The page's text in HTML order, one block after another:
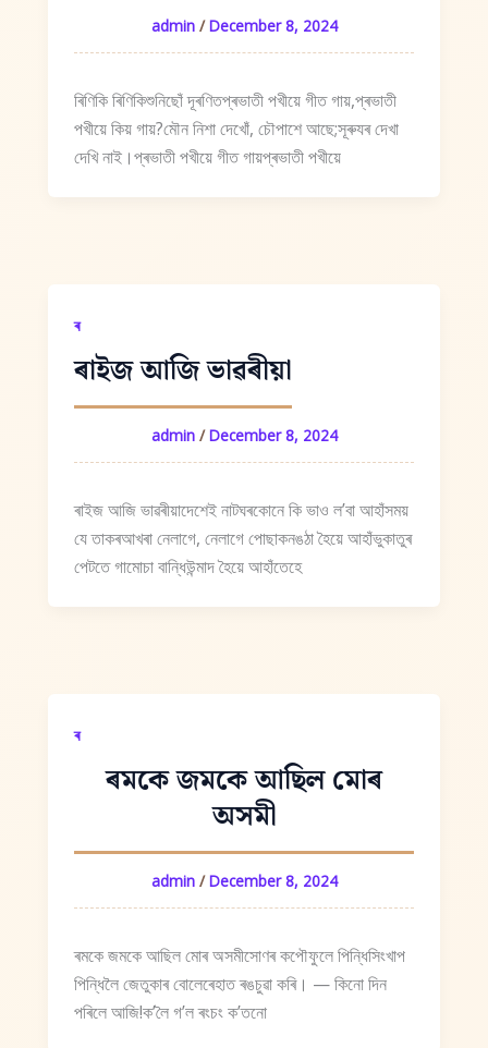
admin /December 8, 2024
ৰিণিকি ৰিণিকিশুনিছোঁ দূৰণিতপ্ৰভাতী পখীয়ে গীত গায়,প্ৰভাতী
পখীয়ে কিয় গায়?মৌন নিশা দেখোঁ, চৌপাশে আছে;সূৰুযৰ দেখা
দেখি নাই।প্ৰভাতী পখীয়ে গীত গায়প্ৰভাতী পখীয়ে
ৰ
ৰাইজ আজি ভাৱৰীয়া
admin /December 8, 2024
ৰাইজ আজি ভাৱৰীয়াদেশেই নাটঘৰকোনে কি ভাও ল’বা আহাঁসময়
যে তাকৰআখৰা নেলাগে, নেলাগে পোছাকনঙঠা হৈয়ে আহাঁভুকাতুৰ
পেটতে গামোচা বান্ধিউন্মাদ হৈয়ে আহাঁতেহে
ৰ
ৰমকে জমকে আছিল মোৰ
অসমী
admin /December 8, 2024
ৰমকে জমকে আছিল মোৰ অসমীসোণৰ কপৌফুলে পিন্ধিসিংখাপ
পিন্ধিলৈ জেতুকাৰ বোলেৰেহাত ৰঙচুৱা কৰি। — কিনো দিন
পৰিলে আজি!কʼলৈ গʼল ৰংচং কʼতনো